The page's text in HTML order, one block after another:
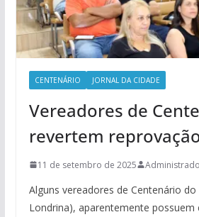
CENTENÁRIO JORNAL DA CIDADE
Vereadores de
revertem
11 de setembro de 2025
Alguns vereadores de Centenário do
Londrina), aparentemente possuem